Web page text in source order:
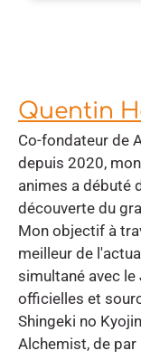
Quentin
Co-fondateur de
depuis 2020,
animes a débuté
découverte du
Mon objectif à
meilleur de
simultané avec le
officielles et
Shingeki no
Alchemist, de